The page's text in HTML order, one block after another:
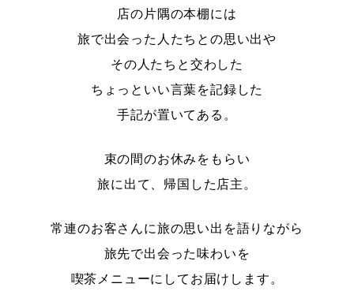
店の片隅の本棚には
旅で出会った人たちとの思い出や
その人たちと交わした
ちょっといい言葉を記録した
手記が置いてある。
束の間のお休みをもらい
旅に出て、帰国した店主。
常連のお客さんに旅の思い出を語りながら
旅先で出会った味わいを
喫茶メニューにしてお届けします。